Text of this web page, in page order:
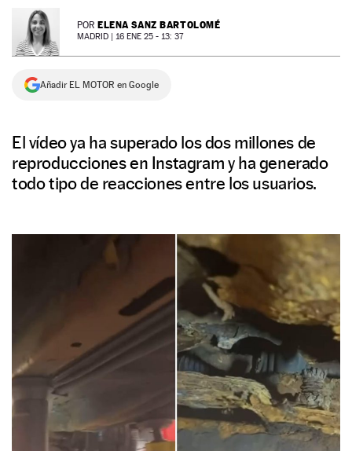
NEWSLETTER POR ELENA SANZ BARTOLOMÉ
MADRID | 16 ENE 25 - 13: 37
Añadir EL MOTOR en Google
El vídeo ya ha superado los dos millones de
reproducciones en Instagram y ha generado
todo tipo de reacciones entre los usuarios.